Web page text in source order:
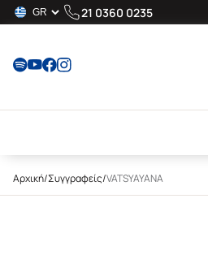
21 0360 0235
Αρχική/Συγγραφείς/VATSYAYANA